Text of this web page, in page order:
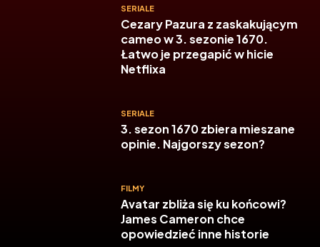
SERIALE
Cezary Pazura z zaskakującym
cameo w 3. sezonie 1670.
Łatwo je przegapić w hicie
Netflixa
SERIALE
3. sezon 1670 zbiera mieszane
opinie. Najgorszy sezon?
FILMY
Avatar zbliża się ku końcowi?
James Cameron chce
opowiedzieć inne historie